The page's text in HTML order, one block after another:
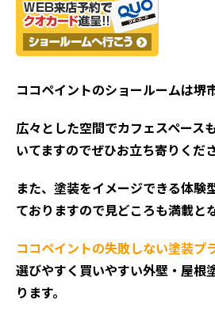
ココペイントのショールームは堺
広々とした空間でカフェスペース
いてますのでぜひお立ち寄りくだ
また、塗装をイメージできる体験
ておりますので見どころも満載と
ココペイントの失敗しない塗装
選びやすく買いやすい外壁・屋根
ります。